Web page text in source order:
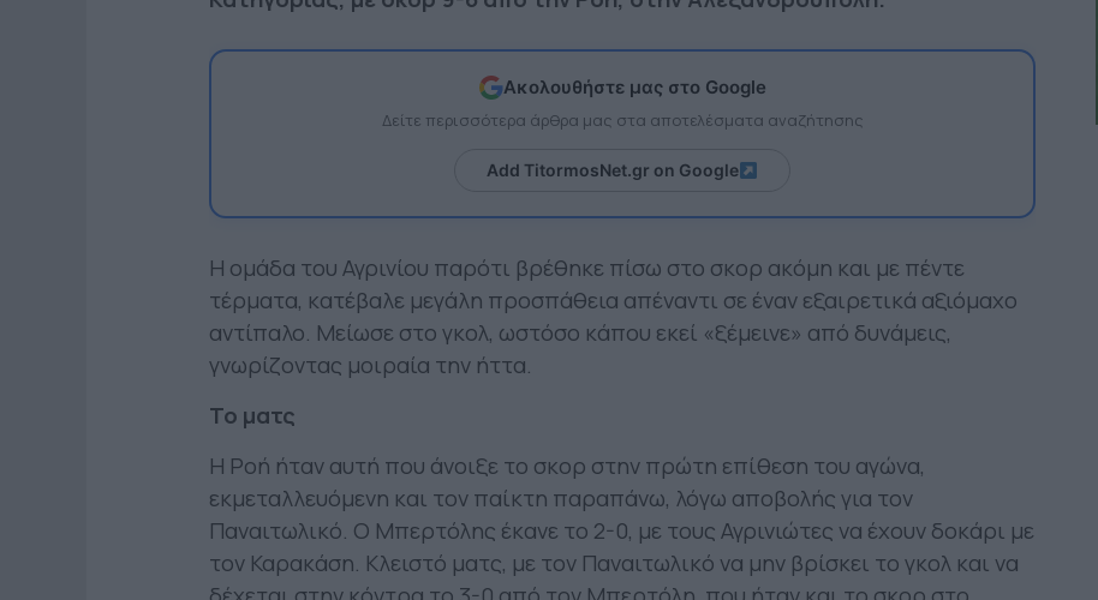
Ακολουθήστε μας στο Google
Δείτε περισσότερα άρθρα μας στα αποτελέσματα αναζήτησης
Add TitormosNet.gr on Google
Η ομάδα του Αγρινίου παρότι βρέθηκε πίσω στο σκορ ακόμη και με πέντε
τέρματα, κατέβαλε μεγάλη προσπάθεια απέναντι σε έναν εξαιρετικά αξιόμαχο
αντίπαλο. Μείωσε στο γκολ, ωστόσο κάπου εκεί «ξέμεινε» από δυνάμεις,
γνωρίζοντας μοιραία την ήττα.
Το ματς
Η Ροή ήταν αυτή που άνοιξε το σκορ στην πρώτη επίθεση του αγώνα,
εκμεταλλευόμενη και τον παίκτη παραπάνω, λόγω αποβολής για τον
Παναιτωλικό. Ο Μπερτόλης έκανε το 2-0, με τους Αγρινιώτες να έχουν δοκάρι με
τον Καρακάση. Κλειστό ματς, με τον Παναιτωλικό να μην βρίσκει το γκολ και να